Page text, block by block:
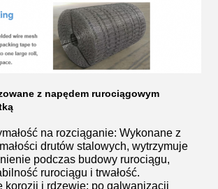
z napędem rurociągowym
na rozciąganie: Wykonane z
drutów stalowych, wytrzymuje
podczas budowy rurociągu,
rurociągu i trwałość.
korozji i rdzewie: po galwanizacji